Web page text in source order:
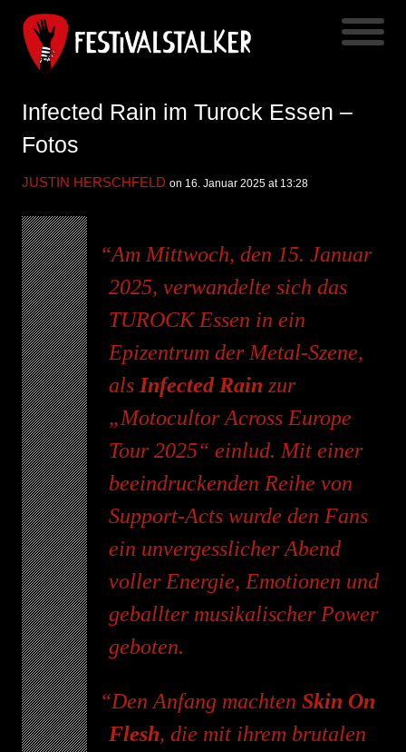
Infected Rain im Turock Essen –
Fotos
JUSTIN HERSCHFELD on 16. Januar 2025 at 13:28
Am Mittwoch, den 15. Januar
2025, verwandelte sich das
TUROCK Essen in ein
Epizentrum der Metal-Szene,
als Infected Rain zur
„Motocultor Across Europe
Tour 2025“ einlud. Mit einer
beeindruckenden Reihe von
Support-Acts wurde den Fans
ein unvergesslicher Abend
voller Energie, Emotionen und
geballter musikalischer Power
geboten.
Den Anfang machtenSkin On
Flesh, die mit ihrem brutalen